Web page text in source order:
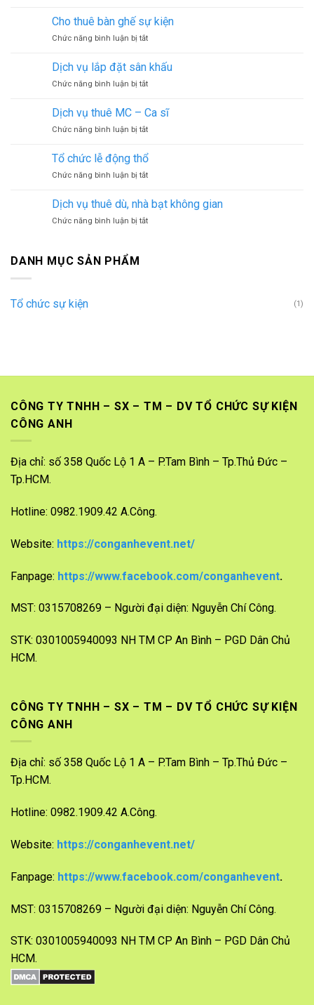
hơi
thuê
màn
hình
Cho thuê bàn ghế sự kiện
Chức năng bình luận bị tắtở
thuê
bàn
ghế
kiện
Dịch vụ lắp đặt sân khấu
Chức năng bình luận bị tắtở
vụ
lắp
đặt
khấu
Dịch vụ thuê MC – Ca sĩ
Chức năng bình luận bị tắtở
vụ
thuê
MC
Ca
Tổ chức lễ động thổ
Chức năng bình luận bị tắtở
chức
lễ
động
Dịch vụ thuê dù, nhà bạt không gian
Chức năng bình luận bị tắtở
DANH MỤC SẢN PHẨM
Tổ chức sự kiện (1)
CÔNG TY TNHH – SX – TM – DV TỔ CHỨC SỰ KIỆN
CÔNG ANH
Địa chỉ: số 358 Quốc Lộ 1 A – P.Tam Bình – Tp.Thủ Đức –
Tp.HCM.
Hotline: 0982.1909.42 A.Công.
Website: https://conganhevent.net/
Fanpage: https://www.facebook.com/conganhevent.
MST: 0315708269 – Người đại diện: Nguyễn Chí Công.
STK: 0301005940093 NH TM CP An Bình – PGD Dân Chủ
HCM.
CÔNG TY TNHH – SX – TM – DV TỔ CHỨC SỰ KIỆN
CÔNG ANH
Địa chỉ: số 358 Quốc Lộ 1 A – P.Tam Bình – Tp.Thủ Đức –
Tp.HCM.
Hotline: 0982.1909.42 A.Công.
Website: https://conganhevent.net/
Fanpage: https://www.facebook.com/conganhevent.
MST: 0315708269 – Người đại diện: Nguyễn Chí Công.
STK: 0301005940093 NH TM CP An Bình – PGD Dân Chủ
HCM.